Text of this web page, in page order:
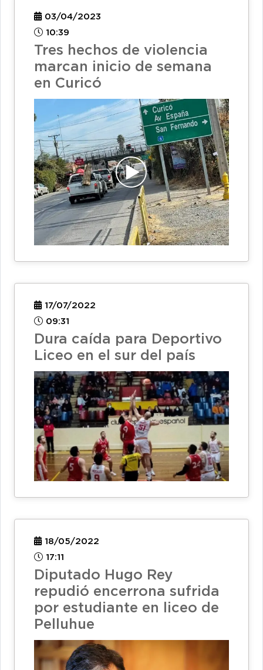
03/04/2023
10:39
Tres hechos de violencia
marcan inicio de semana
en Curicó
17/07/2022
09:31
Dura caída para Deportivo
Liceo en el sur del país
18/05/2022
17:11
Diputado Hugo Rey
repudió encerrona sufrida
por estudiante en liceo de
Pelluhue